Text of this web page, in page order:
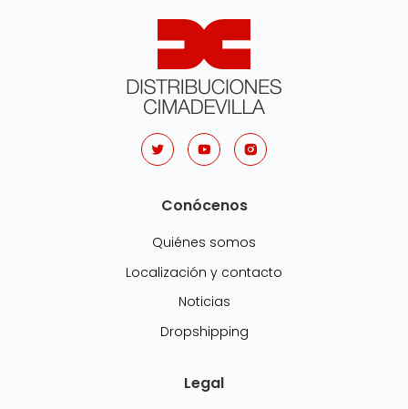
Conócenos
Quiénes somos
Localización y contacto
Noticias
Dropshipping
Legal